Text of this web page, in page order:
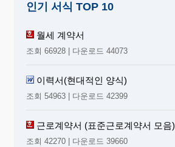
인기 서식 TOP 10
월세 계약서
조회 66928 | 다운로드 44073
이력서(현대적인 양식)
조회 54963 | 다운로드 42399
근로계약서 (표준근로계약서 모음)
조회 42270 | 다운로드 39660